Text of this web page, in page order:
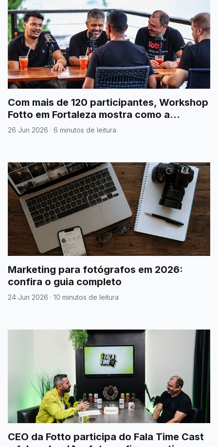
Com mais de 120 participantes, Workshop
Fotto em Fortaleza mostra como a
fotografia esportiva no Brasil virou
26 Jun 2026 · 6 minutos de leitura
Marketing para fotógrafos em 2026:
confira o guia completo
24 Jun 2026 · 10 minutos de leitura
CEO da Fotto participa do Fala Time Cast